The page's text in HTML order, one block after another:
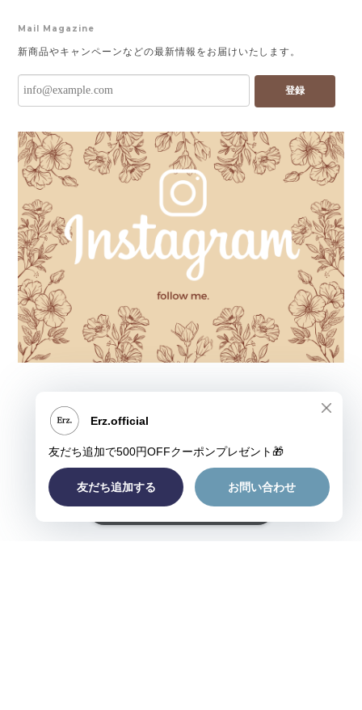
Mail Magazine
新商品やキャンペーンなどの最新情報をお届けいたします。
登録
ショップに質問する